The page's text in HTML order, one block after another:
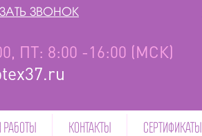
ПТ: 8:00 -16:00 (МСК)
ЗВОНОК
КОНТАКТЫ СЕРТИФИКАТЫ